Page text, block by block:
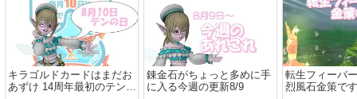
キラゴルドカードはまだお
あずけ 14周年最初のテンの
錬金石がちょっと多めに手
に入る今週の更新8/9
転生フィーバ
烈風石金策です